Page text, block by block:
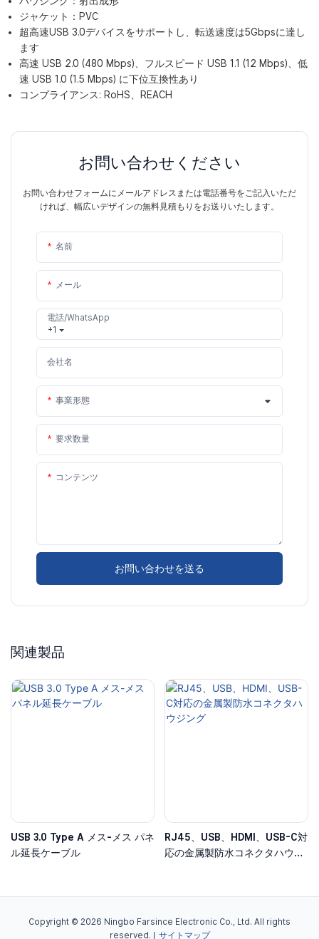
ジャケット：PVC
超高速USB 3.0デバイスをサポートし、転送速度は5Gbpsに達し
ます
高速 USB 2.0 (480 Mbps)、フルスピード USB 1.1 (12 Mbps)、低
速 USB 1.0 (1.5 Mbps) に下位互換性あり
コンプライアンス: RoHS、REACH
お問い合わせください
お問い合わせフォームにメールアドレスまたは電話番号をご記入いただ
ければ、幅広いデザインの無料見積もりをお送りいたします。
名前
メール
+1
電話/WhatsApp
会社名
事業形態
要求数量
コンテンツ
お問い合わせを送る
関連製品
USB 3.0 Type A メス-メス パネ
ル延長ケーブル
RJ45、USB、HDMI、USB-C対
応の金属製防水コネクタハウジ
Copyright © 2026 Ningbo Farsince Electronic Co., Ltd. All rights
reserved. |
サイトマップ